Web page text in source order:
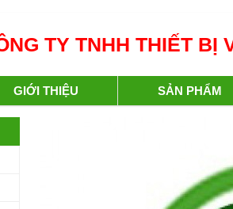
TY TNHH THIẾT BỊ
GIỚI THIỆU SẢN PHẨM